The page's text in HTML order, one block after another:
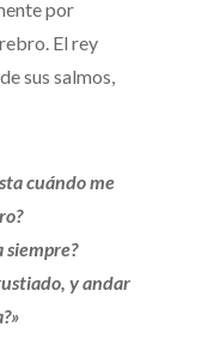
por
El rey
sus salmos,
cuándo me
siempre?
y andar